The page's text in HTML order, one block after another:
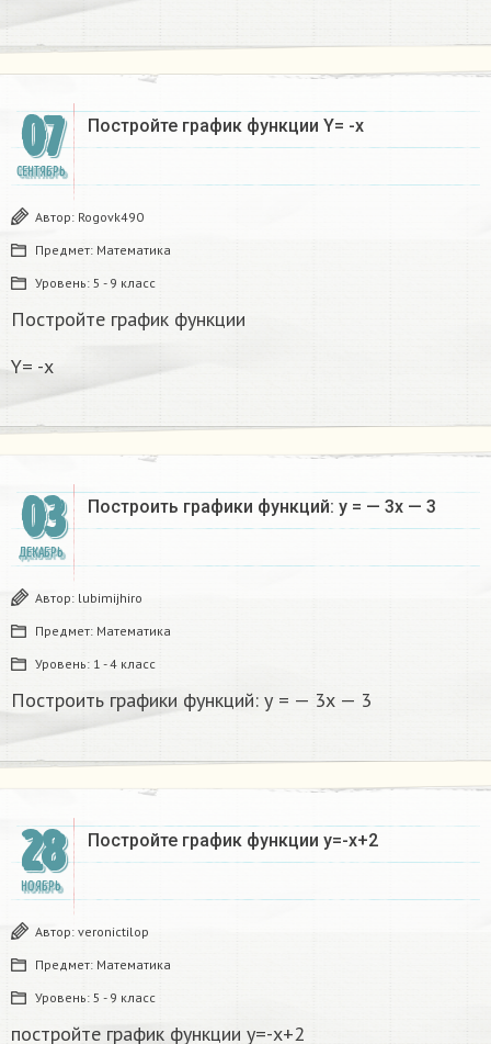
07
СЕНТЯБРЬ
Постройте график функции Y= -x
Автор: Rogovk490
Предмет: Математика
Уровень: 5 - 9 класс
Постройте график функции
Y= -x
03
ДЕКАБРЬ
Построить графики функций: у = — 3х — 3
Автор: lubimijhiro
Предмет: Математика
Уровень: 1 - 4 класс
Построить графики функций: у = — 3х — 3
28
НОЯБРЬ
Постройте график функции y=-x+2
Автор: veronictilop
Предмет: Математика
Уровень: 5 - 9 класс
постройте график функции y=-x+2